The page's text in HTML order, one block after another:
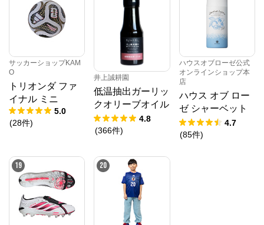
サッカーショップKAM
O
トリオンダ ファ
イナル ミニ
5.0
(28件)
井上誠耕園
低温抽出ガーリッ
クオリーブオイル
64g
4.8
(366件)
ハウスオブローゼ公式
オンラインショップ本
店
ハウス オブ ロー
ゼ シャーベット
ローション 95g
4.7
(85件)
19 20